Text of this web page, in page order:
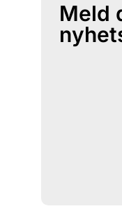
Meld